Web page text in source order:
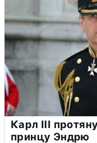
Карл III
принцу Эндрю